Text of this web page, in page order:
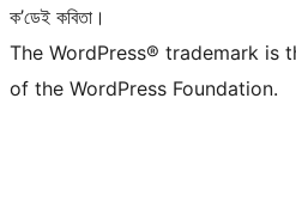
ক’ডেই কবিতা।
The WordPress® trademark is
of the WordPress Foundation.